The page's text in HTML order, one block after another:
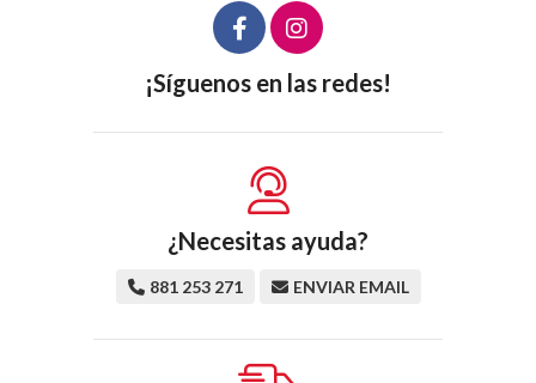
¡Síguenos en las redes!
¿Necesitas ayuda?
881 253 271 ENVIAR EMAIL